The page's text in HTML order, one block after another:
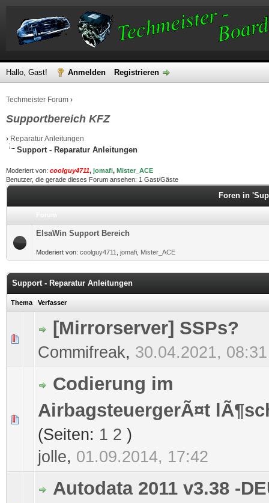
Hallo, Gast! Anmelden Registrieren
Techmeister Forum ›
Supportbereich KFZ
› Reparatur Anleitungen
Support - Reparatur Anleitungen
Moderiert von: coolguy4711, jomafi, Mister_ACE
Benutzer, die gerade dieses Forum ansehen: 1 Gast/Gäste
Foren in
ElsaWin Support Bereich
Moderiert von: coolguy4711 jomafi Mister_ACE
Support - Reparatur Anleitungen
Thema Verfasser
[Mirrorserver] SSPs?
Commifreak, 30.04.2021, 08:31
0 Bewertung(en) - 0 von 5 durchschnittlich
Codierung im
AirbagsteuergerÃ¤t
(Seiten: 1 2 )
jolle, 01.09.2014, 17:42
0 Bewertung(en) - 0 von 5 durchschnittlich
12 3 45
Autodata 2011 v3.38 -